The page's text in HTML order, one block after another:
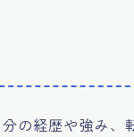
の経歴や強み、